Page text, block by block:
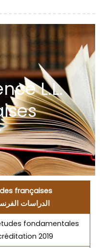
L.L.
françaises
الدراسات
fondamentales
2019